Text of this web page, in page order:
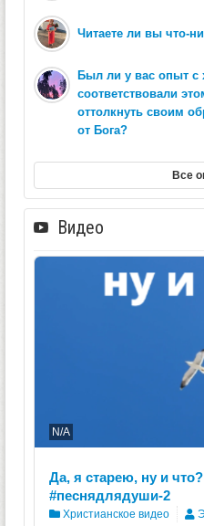
Читаете ли вы что-
Был ли у вас опыт с
соответствовали
оттолкнуть своим
от Бога?
Все
Видео
N/A
Да, я старею, ну и
#песнядлядуши-2
Христианское видео